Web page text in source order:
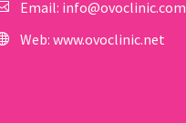
Email: info@ovoclinic.com
Web: www.ovoclinic.net